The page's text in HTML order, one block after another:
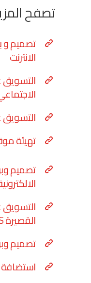
تصفح
تصميم و
الانترنت
التسويق
التسويق
تهيئة
تصميم
التسويق
القصيرة SMS
تصميم
استضافة